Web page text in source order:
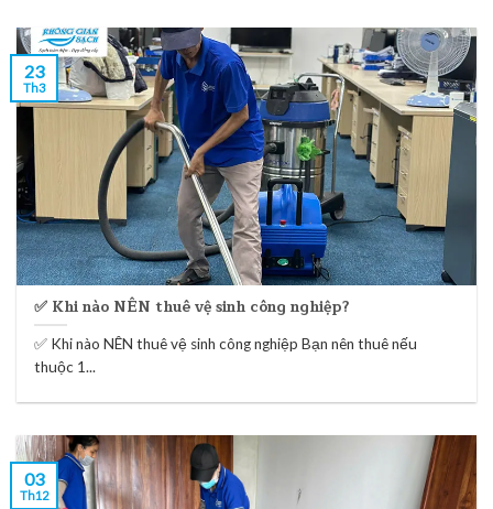
✅ Khi nào NÊN thuê vệ sinh công nghiệp?
✅ Khi nào NÊN thuê vệ sinh công nghiệp Bạn nên thuê nếu
thuộc 1...
23
Th3
03
Th12